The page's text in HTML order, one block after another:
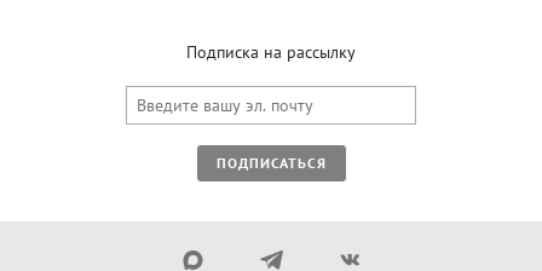
Подписка на рассылку
ПОДПИСАТЬСЯ